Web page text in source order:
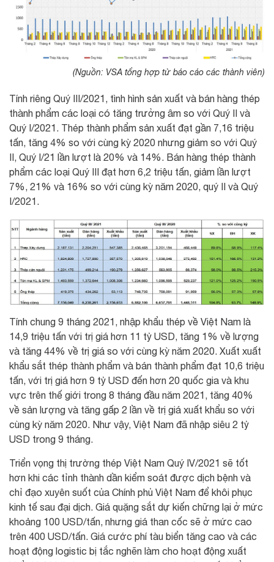
(Nguồn: VSA tổng hợp từ báo cáo các thành viên)
Tính riêng Quý III/2021, tình hình sản xuất và bán hàng thép
thành phẩm các loại có tăng trưởng âm so với Quý II và
Quý I/2021. Thép thành phẩm sản xuất đạt gần 7,16 triệu
tấn, tăng 4% so với cùng kỳ 2020 nhưng giảm so với Quý
II, Quý I/21 lần lượt là 20% và 14%. Bán hàng thép thành
phẩm các loại Quý III đạt hơn 6,2 triệu tấn, giảm lần lượt
7%, 21% và 16% so với cùng kỳ năm 2020, quý II và Quý
I/2021.
Tính chung 9 tháng 2021, nhập khẩu thép về Việt Nam là
14,9 triệu tấn với trị giá hơn 11 tỷ USD, tăng 1% về lượng
và tăng 44% về trị giá so với cùng kỳ năm 2020. Xuất xuất
khẩu sắt thép thành phẩm và bán thành phẩm đạt 10,6 triệu
tấn, với trị giá hơn 9 tỷ USD đến hơn 20 quốc gia và khu
vực trên thế giới trong 8 tháng đầu năm 2021, tăng 40%
về sản lượng và tăng gấp 2 lần về trị giá xuất khẩu so với
cùng kỳ năm 2020. Như vậy, Việt Nam đã nhập siêu 2 tỷ
USD trong 9 tháng.
Triển vọng thị trường thép Việt Nam Quý IV/2021 sẽ tốt
hơn khi các tỉnh thành dần kiểm soát được dịch bệnh và
chỉ đạo xuyên suốt của Chính phủ Việt Nam để khôi phục
kinh tế sau đại dịch. Giá quặng sắt dự kiến chững lại ở mức
khoảng 100 USD/tấn, nhưng giá than cốc sẽ ở mức cao
trên 400 USD/tấn. Giá cước phí tàu biển tăng cao và các
hoạt động logistic bị tắc nghẽn làm cho hoạt động xuất